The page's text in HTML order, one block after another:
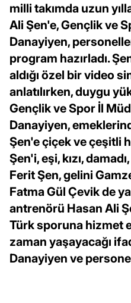
milli takımda uzun
Ali Şen'e, Gençlik ve
Danayiyen,
program hazırladı.
aldığı özel bir video
anlatılırken, duygu
Gençlik ve Spor İl
Danayiyen,
Şen'e çiçek ve çeşitli
Şen'i, eşi, kızı,
Ferit Şen, gelini
Fatma Gül Çevik de
antrenörü Hasan Ali
Türk sporuna hizmet
zaman yaşayacağı
Danayiyen ve